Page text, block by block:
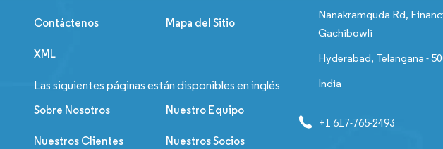
Contáctenos Mapa del Sitio
XML
Las siguientes páginas están disponibles en inglés
Sobre Nosotros Nuestro Equipo
Nuestros Clientes Nuestros Socios
Nanakramguda Rd,
Gachibowli
Hyderabad, Telangana -
India
+1 617-765-2493